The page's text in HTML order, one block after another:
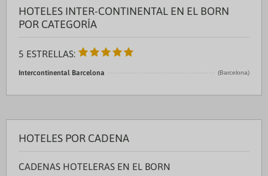
HOTELES INTER-CONTINENTAL EN EL BORN
POR CATEGORÍA
5 ESTRELLAS:
Intercontinental Barcelona (Barcelona)
HOTELES POR CADENA
CADENAS HOTELERAS EN EL BORN